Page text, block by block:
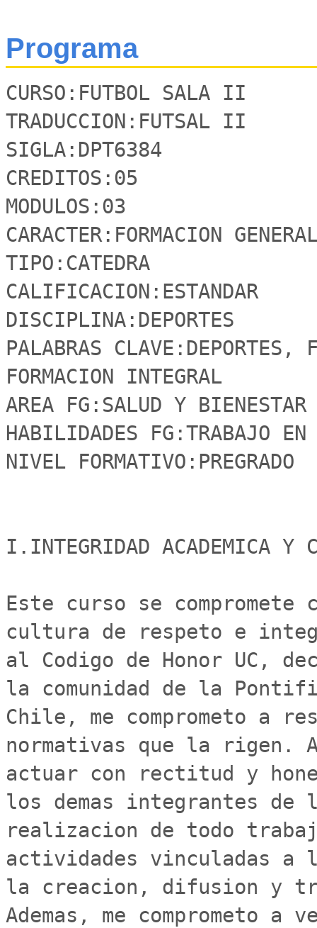
Programa
CURSO:FUTBOL SALA II
TRADUCCION:FUTSAL II
SIGLA:DPT6384
CREDITOS:05
MODULOS:03
CARACTER:FORMACION
TIPO:CATEDRA
CALIFICACION:ESTANDAR
DISCIPLINA:DEPORTES
PALABRAS
FORMACION INTEGRAL
AREA FG:SALUD Y BIENESTAR
HABILIDADES FG:TRABAJO
NIVEL FORMATIVO:PREGRADO
I.INTEGRIDAD ACADEMICA Y
Este curso se
cultura de respeto e
al Codigo de Honor UC,
la comunidad de la
Chile, me comprometo a
normativas que la rigen.
actuar con rectitud y
los demas integrantes de
realizacion de todo
actividades vinculadas a
la creacion, difusion y
Ademas, me comprometo